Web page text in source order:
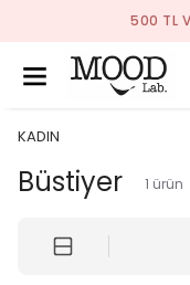
500 TL
KADIN
Büstiyer 1 ürün